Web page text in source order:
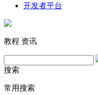
开发者平台
教程 资讯
搜索
常用搜索